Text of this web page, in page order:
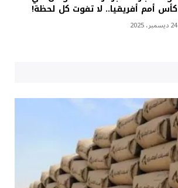
كأس أمم أفريقيا.. لا تفوت كل لحظة!
24 ديسمبر، 2025